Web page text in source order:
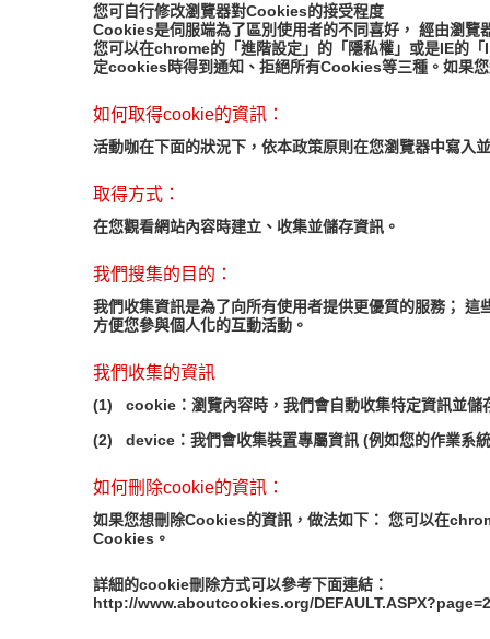
您可自行修改瀏覽器對Cookies的接受程度
Cookies是伺服端為了區別使用者的不同喜好， 經由瀏覽
您可以在chrome的「進階設定」的「隱私權」或是IE的
定cookies時得到通知、拒絕所有Cookies等三種。如果
如何取得cookie的資訊：
活動咖在下面的狀況下，依本政策原則在您瀏覽器中寫入
取得方式：
在您觀看網站內容時建立、收集並儲存資訊。
我們搜集的目的：
我們收集資訊是為了向所有使用者提供更優質的服務；
方便您參與個人化的互動活動。
我們收集的資訊
(1)
cookie：瀏覽內容時，我們會自動收集特定資訊並儲
(2)
device：我們會收集裝置專屬資訊 (例如您的作業系
如何刪除cookie的資訊：
如果您想刪除Cookies的資訊，做法如下： 您可以在
Cookies。
詳細的cookie刪除方式可以參考下面連結：
http://www.aboutcookies.org/DEFAULT.ASPX?page=2